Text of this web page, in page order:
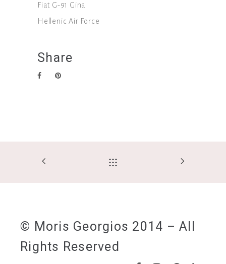
Fiat G-91 Gina
Hellenic Air Force
Share
© Moris Georgios 2014 – All
Rights Reserved